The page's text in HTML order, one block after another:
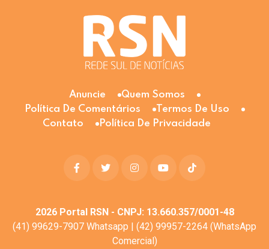
Anuncie
Quem Somos
Política De Comentários
Termos De Uso
Contato
Política De Privacidade
2026Portal RSN - CNPJ: 13.660.357/0001-48
(41) 99629-7907 Whatsapp | (42) 99957-2264 (WhatsApp
Comercial)